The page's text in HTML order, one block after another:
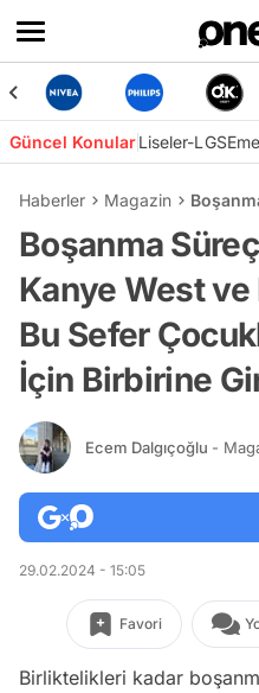
Güncel KonularLiseler-LGS
Haberler Magazin
Boşanma
Kanye West
Bu Sefer
İçin Birbirine
Ecem Dalgıçoğlu -
29.02.2024 - 15:05
Favori
Birliktelikleri kadar